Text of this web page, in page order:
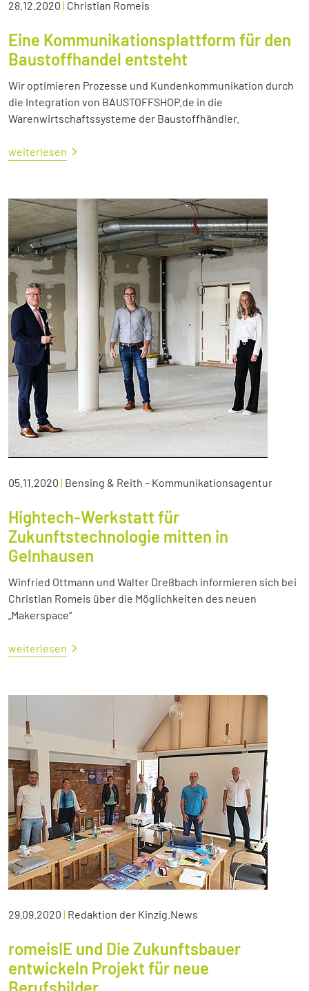
28.12.2020 | Christian Romeis
Eine Kommunikationsplattform für den
Baustoffhandel entsteht
Wir optimieren Prozesse und Kundenkommunikation durch
die Integration von BAUSTOFFSHOP.de in die
Warenwirtschaftssysteme der Baustoffhändler.
weiterlesen
05.11.2020 | Bensing & Reith – Kommunikationsagentur
Hightech-Werkstatt für
Zukunftstechnologie mitten in
Gelnhausen
Winfried Ottmann und Walter Dreßbach informieren sich bei
Christian Romeis über die Möglichkeiten des neuen
„Makerspace“
weiterlesen
29.09.2020 | Redaktion der Kinzig.News
romeisIE und Die Zukunftsbauer
entwickeln Projekt für neue